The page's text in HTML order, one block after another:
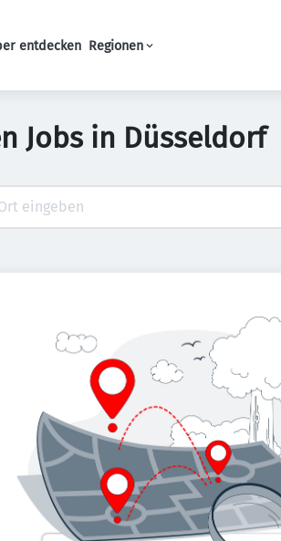
entdecken Regionen
Jobs in Düsseldorf